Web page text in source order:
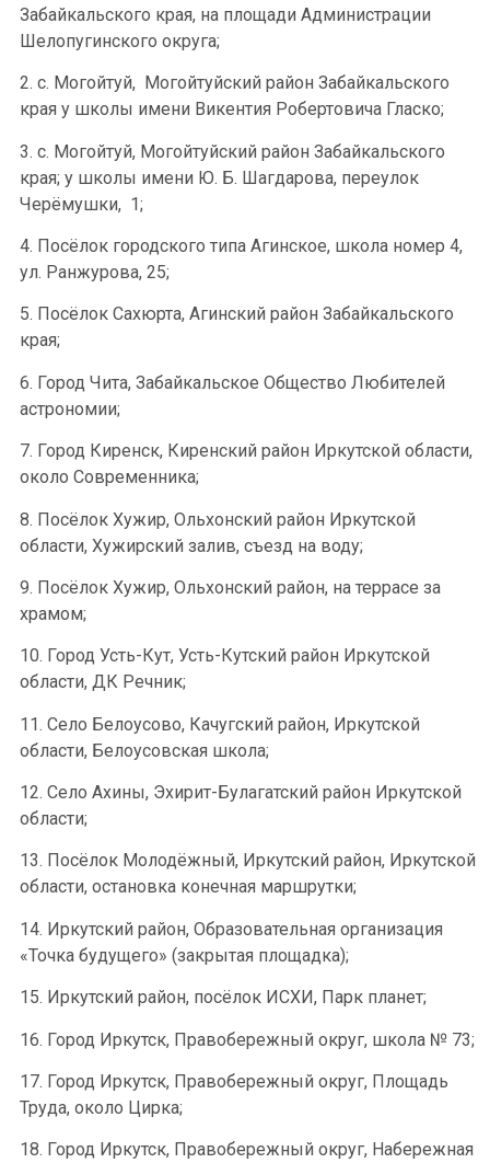
Забайкальского края, на площади Администрации
Шелопугинского округа;
2. с. Могойтуй, Могойтуйский район Забайкальского
края у школы имени Викентия Робертовича Гласко;
3. с. Могойтуй, Могойтуйский район Забайкальского
края; у школы имени Ю. Б. Шагдарова, переулок
Черёмушки, 1;
4. Посёлок городского типа Агинское, школа номер 4,
ул. Ранжурова, 25;
5. Посёлок Сахюрта, Агинский район Забайкальского
края;
6. Город Чита, Забайкальское Общество Любителей
астрономии;
7. Город Киренск, Киренский район Иркутской области,
около Современника;
8. Посёлок Хужир, Ольхонский район Иркутской
области, Хужирский залив, съезд на воду;
9. Посёлок Хужир, Ольхонский район, на террасе за
храмом;
10. Город Усть-Кут, Усть-Кутский район Иркутской
области, ДК Речник;
11. Село Белоусово, Качугский район, Иркутской
области, Белоусовская школа;
12. Село Ахины, Эхирит-Булагатский район Иркутской
области;
13. Посёлок Молодёжный, Иркутский район, Иркутской
области, остановка конечная маршрутки;
14. Иркутский район, Образовательная организация
«Точка будущего» (закрытая площадка);
15. Иркутский район, посёлок ИСХИ, Парк планет;
16. Город Иркутск, Правобережный округ, школа № 73;
17. Город Иркутск, Правобережный округ, Площадь
Труда, около Цирка;
18. Город Иркутск, Правобережный округ, Набережная